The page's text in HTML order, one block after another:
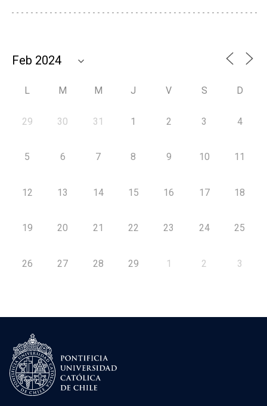
L M M J V S D
29 30 31 1 2 3 4
5 6 7 8 9 10 11
12 13 14 15 16 17 18
19 20 21 22 23 24 25
26 27 28 29 1 2 3